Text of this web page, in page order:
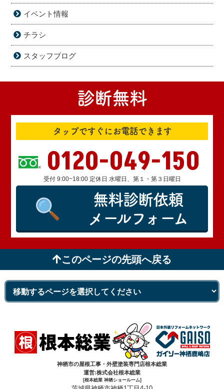
イベント情報
チラシ
スタッフブログ
診断無料
タップですぐにお電話できます
0120-049-150
受付 9:00~18:00 定休日 水曜日、第１・第３日曜日
無料診断依頼
メールフォーム
このページの先頭へ戻る
神栖市の屋根工事・外壁塗装専門店根本総業
運営:株式会社根本総業
[根本総業 神栖ショールーム]